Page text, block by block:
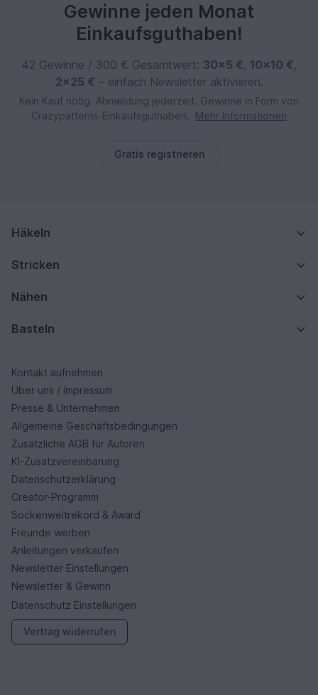
Gewinne jeden Monat
Einkaufsguthaben!
42 Gewinne / 300 € Gesamtwert: 30×5 €, 10×10 €,
2×25 € – einfach Newsletter aktivieren.
Kein Kauf nötig. Abmeldung jederzeit. Gewinne in Form von
Crazypatterns‑Einkaufsguthaben.
Mehr Informationen
Gratis registrieren
Häkeln
Stricken
Nähen
Basteln
Kontakt aufnehmen
Über uns / Impressum
Presse & Unternehmen
Allgemeine Geschäftsbedingungen
Zusätzliche AGB für Autoren
KI-Zusatzvereinbarung
Datenschutzerklärung
Creator-Programm
Sockenweltrekord & Award
Freunde werben
Anleitungen verkaufen
Newsletter Einstellungen
Newsletter & Gewinn
Datenschutz Einstellungen
Vertrag widerrufen